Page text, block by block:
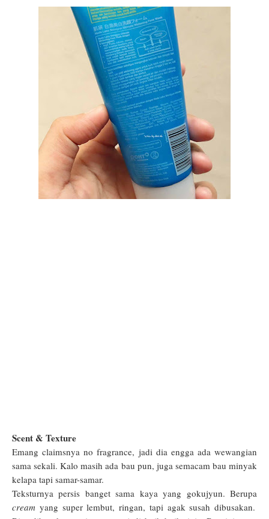
Scent & Texture
Emang claimsnya no fragrance, jadi dia engga ada wewangian
sama sekali. Kalo masih ada bau pun, juga semacam bau minyak
kelapa tapi samar-samar.
Teksturnya persis banget sama kaya yang gokujyun. Berupa
cream yang super lembut, ringan, tapi agak susah dibusakan.